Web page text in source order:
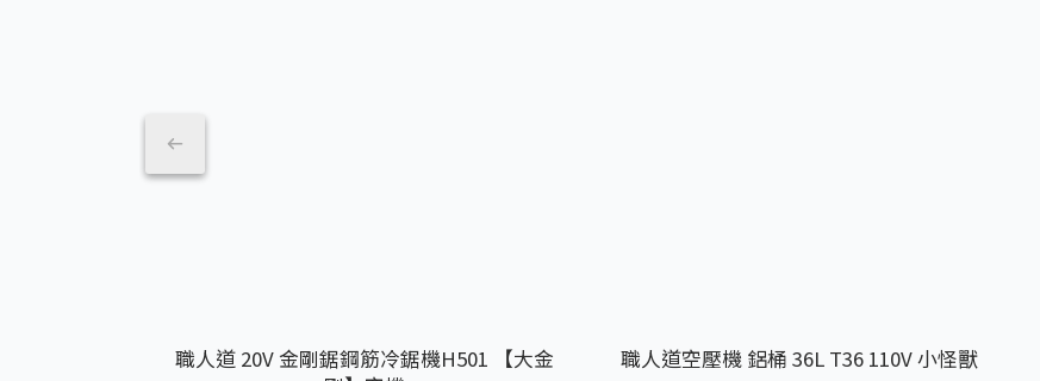
職人道 20V 金剛鋸鋼筋冷鋸機H501 【大金
職人道空壓機 鋁桶 36L T36 110V 小怪獸